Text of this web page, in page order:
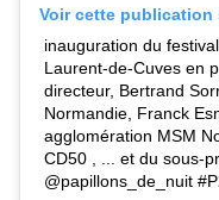
Voir cette publication
inauguration du
Laurent-de-Cuves en
directeur, Bertrand
Normandie, Franck
agglomération MSM
CD50 , ... et du sous-
@papillons_de_nuit